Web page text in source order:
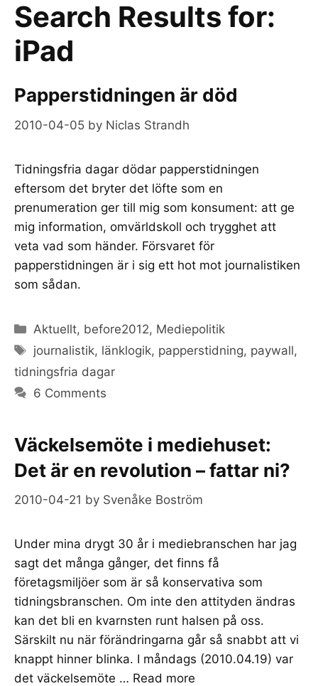
Search Results for:
iPad
Papperstidningen är död
2010-04-05 by Niclas Strandh
Tidningsfria dagar dödar papperstidningen
eftersom det bryter det löfte som en
prenumeration ger till mig som konsument: att ge
mig information, omvärldskoll och trygghet att
veta vad som händer. Försvaret för
papperstidningen är i sig ett hot mot journalistiken
som sådan.
Categories
Aktuellt, before2012, Mediepolitik
Tags
journalistik, länklogik, papperstidning, paywall,
tidningsfria dagar
6 Comments
Väckelsemöte i mediehuset:
Det är en revolution – fattar ni?
2010-04-21 by Svenåke Boström
Under mina drygt 30 år i mediebranschen har jag
sagt det många gånger, det finns få
företagsmiljöer som är så konservativa som
tidningsbranschen. Om inte den attityden ändras
kan det bli en kvarnsten runt halsen på oss.
Särskilt nu när förändringarna går så snabbt att vi
knappt hinner blinka. I måndags (2010.04.19) var
det väckelsemöte … Read more